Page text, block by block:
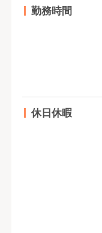
勤務時間
休日休暇